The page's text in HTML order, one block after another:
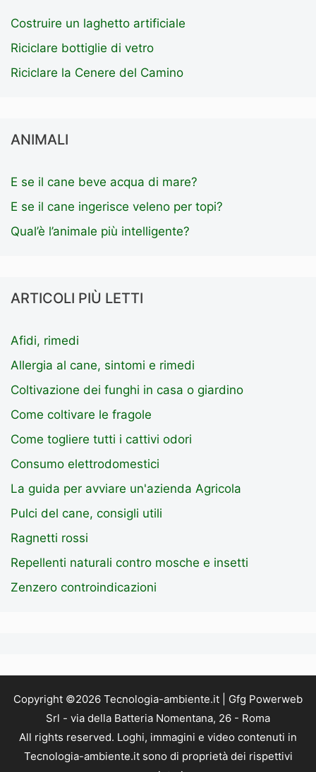
Costruire un laghetto artificiale
Riciclare bottiglie di vetro
Riciclare la Cenere del Camino
ANIMALI
E se il cane beve acqua di mare?
E se il cane ingerisce veleno per topi?
Qual’è l’animale più intelligente?
ARTICOLI PIÙ LETTI
Afidi, rimedi
Allergia al cane, sintomi e rimedi
Coltivazione dei funghi in casa o giardino
Come coltivare le fragole
Come togliere tutti i cattivi odori
Consumo elettrodomestici
La guida per avviare un'azienda Agricola
Pulci del cane, consigli utili
Ragnetti rossi
Repellenti naturali contro mosche e insetti
Zenzero controindicazioni
Copyright ©2026 Tecnologia-ambiente.it | Gfg Powerweb
Srl - via della Batteria Nomentana, 26 - Roma
All rights reserved. Loghi, immagini e video contenuti in
Tecnologia-ambiente.it sono di proprietà dei rispettivi